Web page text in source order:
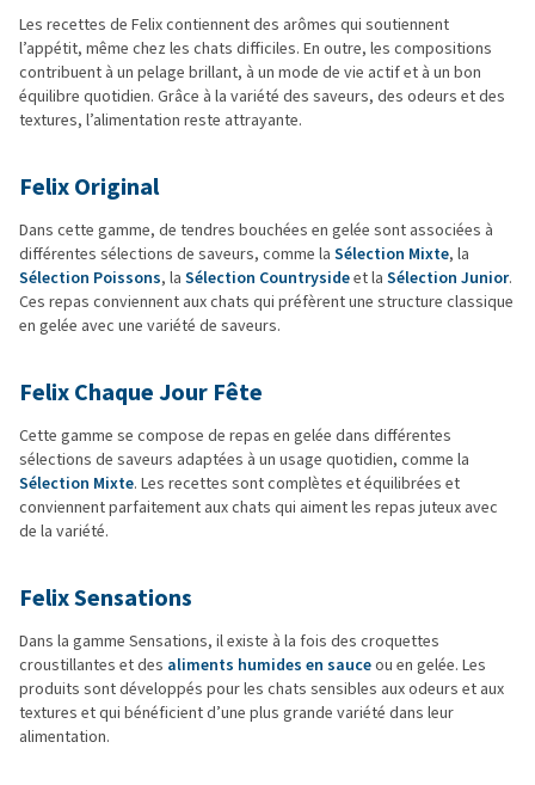
Les recettes de Felix contiennent des arômes qui soutiennent
l’appétit, même chez les chats difficiles. En outre, les compositions
contribuent à un pelage brillant, à un mode de vie actif et à un bon
équilibre quotidien. Grâce à la variété des saveurs, des odeurs et des
textures, l’alimentation reste attrayante.
Felix Original
Dans cette gamme, de tendres bouchées en gelée sont associées à
différentes sélections de saveurs, comme la Sélection Mixte, la
Sélection Poissons, la Sélection Countrysideet la Sélection Junior.
Ces repas conviennent aux chats qui préfèrent une structure classique
en gelée avec une variété de saveurs.
Felix Chaque Jour Fête
Cette gamme se compose de repas en gelée dans différentes
sélections de saveurs adaptées à un usage quotidien, comme la
Sélection Mixte. Les recettes sont complètes et équilibrées et
conviennent parfaitement aux chats qui aiment les repas juteux avec
de la variété.
Felix Sensations
Dans la gamme Sensations, il existe à la fois des croquettes
croustillantes et des aliments humides en sauceou en gelée. Les
produits sont développés pour les chats sensibles aux odeurs et aux
textures et qui bénéficient d’une plus grande variété dans leur
alimentation.